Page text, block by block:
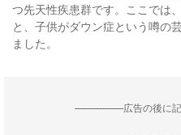
つ先天性疾患群です。ここでは
と、子供がダウン症という噂の
ました。
--------------------広告の後に